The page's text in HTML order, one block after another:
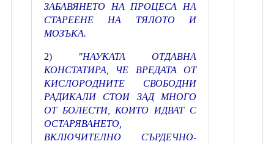
ЗАБАВЯНЕТО НА ПРОЦЕСА НА
СТАРЕЕНЕ НА ТЯЛОТО И
МОЗЪКА.
2)
"НАУКАТА ОТДАВНА
КОНСТАТИРА, ЧЕ ВРЕДАТА ОТ
КИСЛОРОДНИТЕ СВОБОДНИ
РАДИКАЛИ СТОИ ЗАД МНОГО
ОТ БОЛЕСТИ, КОИТО ИДВАТ С
ОСТАРЯВАНЕТО,
ВКЛЮЧИТЕЛНО СЪРДЕЧНО-